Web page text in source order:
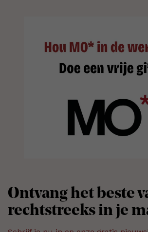
Ontvang het beste
rechtstreeks in je